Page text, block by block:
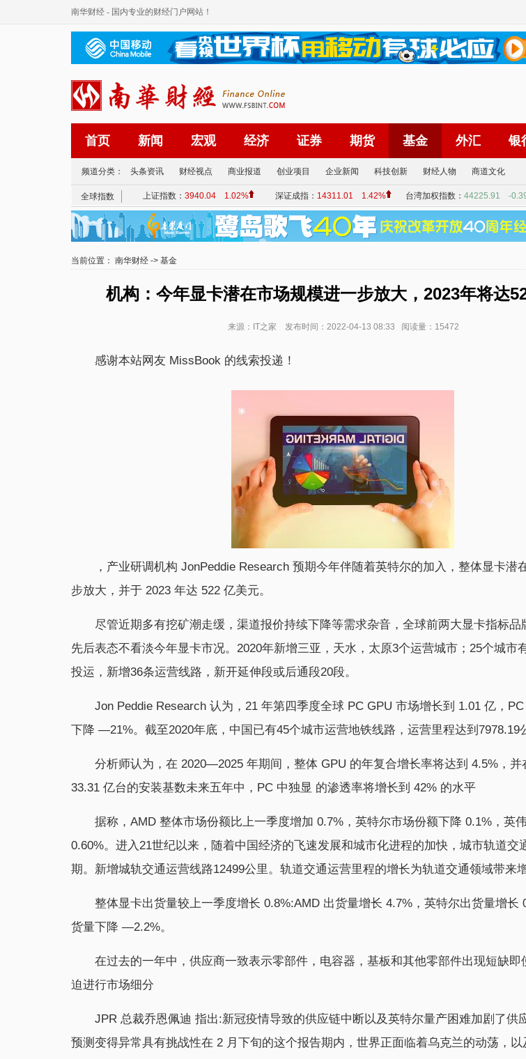
南华财经 - 国内专业的财经门户网站！
首页 新闻 宏观 经济 证券 期货 基金 外汇 银
频道分类： 头条资讯 财经视点 商业报道 创业项目 企业新闻 科技创新 财经人物 商道文化
当前位置： 南华财经 -> 基金
机构：今年显卡潜在市场规模进一步放大，2023年将达
来源：IT之家 发布时间：2022-04-13 08:33 阅读量：15472
感谢本站网友 MissBook 的线索投递！
，产业研调机构 JonPeddie Research 预期今年伴随着英特尔的加入，整体显卡潜
步放大，并于 2023 年达 522 亿美元。
尽管近期多有挖矿潮走缓，渠道报价持续下降等需求杂音，全球前两大显卡指标品
先后表态不看淡今年显卡市况。2020年新增三亚，天水，太原3个运营城市；25个城市
投运，新增36条运营线路，新开延伸段或后通段20段。
Jon Peddie Research 认为，21 年第四季度全球 PC GPU 市场增长到 1.01 亿，
下降 —21%。截至2020年底，中国已有45个城市运营地铁线路，运营里程达到7978.19
分析师认为，在 2020—2025 年期间，整体 GPU 的年复合增长率将达到 4.5%，并
33.31 亿台的安装基数未来五年中，PC 中独显 的渗透率将增长到 42% 的水平
据称，AMD 整体市场份额比上一季度增加 0.7%，英特尔市场份额下降 0.1%，英
0.60%。进入21世纪以来，随着中国经济的飞速发展和城市化进程的加快，城市轨道交
期。新增城轨交通运营线路12499公里。轨道交通运营里程的增长为轨道交通领域带来增
整体显卡出货量较上一季度增长 0.8%:AMD 出货量增长 4.7%，英特尔出货量增长
货量下降 —2.2%。
在过去的一年中，供应商一致表示零部件，电容器，基板和其他零部件出现短缺即
迫进行市场细分
JPR 总裁乔恩佩迪 指出:新冠疫情导致的供应链中断以及英特尔量产困难加剧了供
预测变得异常具有挑战性在 2 月下旬的这个报告期内，世界正面临着乌克兰的动荡，